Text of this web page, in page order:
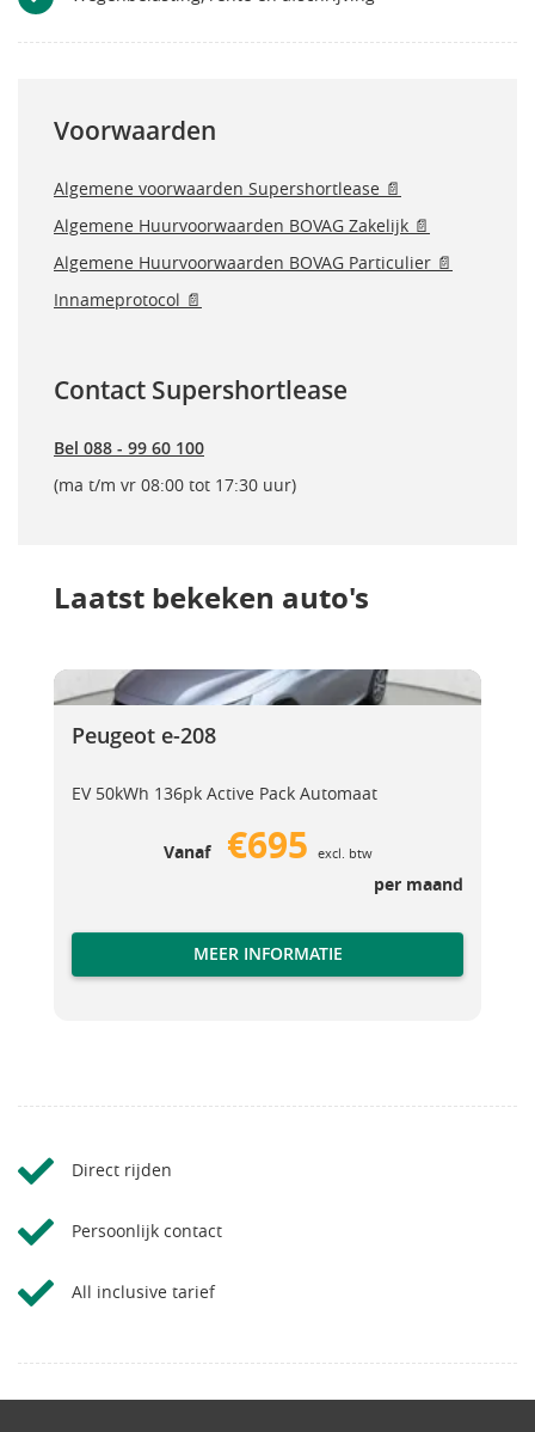
Voorwaarden
Algemene voorwaarden Supershortlease 📄
Algemene Huurvoorwaarden BOVAG Zakelijk 📄
Algemene Huurvoorwaarden BOVAG Particulier 📄
Innameprotocol 📄
Contact Supershortlease
Bel 088 - 99 60 100
(ma t/m vr 08:00 tot 17:30 uur)
Laatst bekeken auto's
Peugeot e-208
Peugeot e-208
Peugeot e-208
EV 50kWh 136pk Active Pack Automaat
Vanaf €695 excl. btw
per maand
MEER INFORMATIE
Direct rijden
Persoonlijk contact
All inclusive tarief